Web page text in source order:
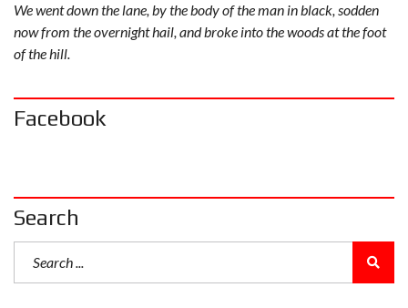
We went down the lane, by the body of the man in black, sodden
now from the overnight hail, and broke into the woods at the foot
of the hill.
Facebook
Search